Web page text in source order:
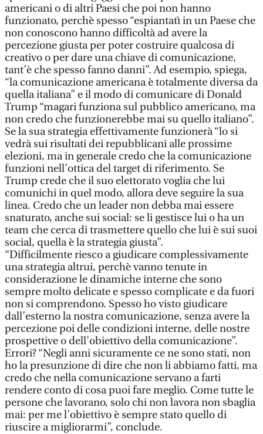
americani o di altri Paesi che poi non hanno
funzionato, perchè spesso “espiantatì in un Paese che
non conoscono hanno difficoltà ad avere la
percezione giusta per poter costruire qualcosa di
creativo o per dare una chiave di comunicazione,
tant’è che spesso fanno danni”. Ad esempio, spiega,
“la comunicazione americana è totalmente diversa da
quella italiana” e il modo di comunicare di Donald
Trump “magari funziona sul pubblico americano, ma
non credo che funzionerebbe mai su quello italiano”.
Se la sua strategia effettivamente funzionerà “lo si
vedrà sui risultati dei repubblicani alle prossime
elezioni, ma in generale credo che la comunicazione
funzioni nell’ottica del target di riferimento. Se
Trump crede che il suo elettorato voglia che lui
comunichi in quel modo, allora deve seguire la sua
linea. Credo che un leader non debba mai essere
snaturato, anche sui social: se li gestisce lui o ha un
team che cerca di trasmettere quello che lui è sui suoi
social, quella è la strategia giusta”.
“Difficilmente riesco a giudicare complessivamente
una strategia altrui, perchè vanno tenute in
considerazione le dinamiche interne che sono
sempre molto delicate e spesso complicate e da fuori
non si comprendono. Spesso ho visto giudicare
dall’esterno la nostra comunicazione, senza avere la
percezione poi delle condizioni interne, delle nostre
prospettive o dell’obiettivo della comunicazione”.
Errori? “Negli anni sicuramente ce ne sono stati, non
ho la presunzione di dire che non li abbiamo fatti, ma
credo che nella comunicazione servano a farti
rendere conto di cosa puoi fare meglio. Come tutte le
persone che lavorano, solo chi non lavora non sbaglia
mai: per me l’obiettivo è sempre stato quello di
riuscire a migliorarmi”, conclude.